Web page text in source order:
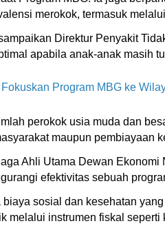
merokok, termasuk
Direktur Penyakit
apabila anak-anak masih
Fokuskan Program MBG ke
perokok usia muda dan
maupun pembiayaan
Ahli Utama Dewan
efektivitas sebuah
biaya sosial dan kesehatan
melalui instrumen fiskal